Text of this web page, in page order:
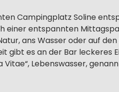
Campingplatz Soline
einer entspannten
ans Wasser oder auf
es an der Bar leckeres
Lebenswasser,